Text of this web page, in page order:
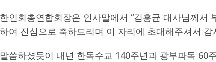
인회총연합회장은 인사말에서 “김홍균 대사님께서
여 진심으로 축하드리며 이 자리에 초대해주셔서 감
씀하셨듯이 내년 한독수교 140주년과 광부파독 60